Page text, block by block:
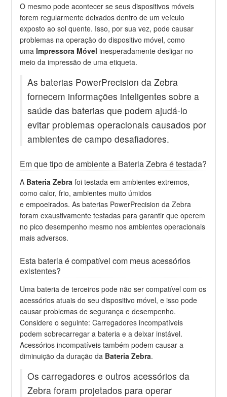
O mesmo pode acontecer se seus dispositivos móveis
forem regularmente deixados dentro de um veículo
exposto ao sol quente. Isso, por sua vez, pode causar
problemas na operação do dispositivo móvel, como
umaImpressora Móvel inesperadamente desligar no
meio da impressão de uma etiqueta.
As baterias PowerPrecision da Zebra
fornecem informações inteligentes sobre a
saúde das baterias que podem ajudá-lo
evitar problemas operacionais causados ​​por
ambientes de campo desafiadores.
Em que tipo de ambiente a Bateria Zebra é testada?
A Bateria Zebra foi testada em ambientes extremos,
como calor, frio, ambientes muito úmidos
e empoeirados. As baterias PowerPrecision da Zebra
foram exaustivamente testadas para garantir que operem
no pico desempenho mesmo nos ambientes operacionais
mais adversos.
Esta bateria é compatível com meus acessórios
existentes?
Uma bateria de terceiros pode não ser compatível com os
acessórios atuais do seu dispositivo móvel, e isso pode
causar problemas de segurança e desempenho.
Considere o seguinte: Carregadores incompatíveis
podem sobrecarregar a bateria e a deixar instável.
Acessórios incompatíveis também podem causar a
diminuição da duração da Bateria Zebra.
Os carregadores e outros acessórios da
Zebra foram projetados para operar